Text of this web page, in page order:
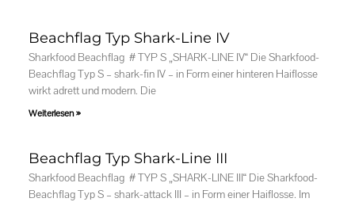
Beachflag Typ Shark-Line IV
Sharkfood Beachflag # TYP S „SHARK-LINE IV“ Die Sharkfood-
Beachflag Typ S – shark-fin IV – in Form einer hinteren Haiflosse
wirkt adrett und modern. Die
Weiterlesen »
Beachflag Typ Shark-Line III
Sharkfood Beachflag # TYP S „SHARK-LINE III“ Die Sharkfood-
Beachflag Typ S – shark-attack III – in Form einer Haiflosse. Im